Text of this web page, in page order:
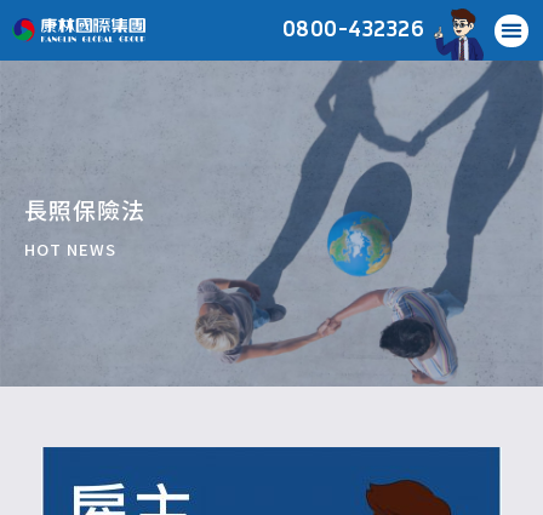
0800-432326
長照保險法
HOT NEWS